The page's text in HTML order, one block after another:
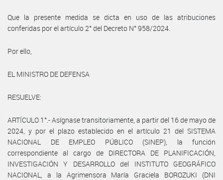
Que la presente medida se dicta en uso de las atribuciones
conferidas por el artículo 2° del Decreto N° 958/2024.
Por ello,
EL MINISTRO DE DEFENSA
RESUELVE:
ARTÍCULO 1°.- Asígnase transitoriamente, a partir del 16 de mayo de
2024, y por el plazo establecido en el artículo 21 del SISTEMA
NACIONAL DE EMPLEO PÚBLICO (SINEP), la función
correspondiente al cargo de DIRECTORA DE PLANIFICACIÓN,
INVESTIGACIÓN Y DESARROLLO del INSTITUTO GEOGRÁFICO
NACIONAL, a la Agrimensora María Graciela BOROZUKI (DNI